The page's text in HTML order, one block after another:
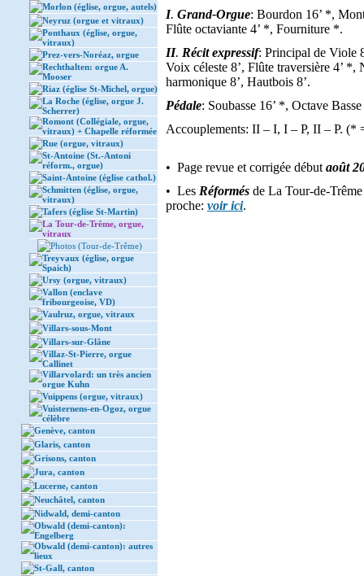
Morlon (église, orgue, autels)
Neyruz (orgue et vitraux)
Ponthaux (église, orgue,
vitraux)
Prez-vers-Noréaz, orgue
Rechthalten: orgue A.
Mooser
Riaz (église St-Michel, orgue)
La Roche (église, orgue J.
Scherrer)
Romont (Collégiale, orgue,
vitraux) + Chapelle réformée
Rue (orgue, vitraux)
St-Antoine (St.-Antoni
réform., orgue)
Saint-Antoine (église cathol.)
Schmitten (église, orgue,
vitraux)
Tafers (église St-Martin)
La Tour-de-Trême, orgue,
vitraux
Photos (Tour-de-Trême)
Treyvaux (église, orgue
Spaich)
Ursy (orgue, vitraux)
Vallon (enclave
fribourgeoise, VD)
Vaulruz, orgue, vitraux
Villars-sous-Mont
Villars-sur-Glâne
Villaz-St-Pierre, orgue
Callinet
Villarvolard: un très ancien
orgue Kuhn
Vuippens (orgue, vitraux)
Vuisternens-en-Ogoz, orgue
célèbre
Genève, canton
Glaris, canton
Grisons, canton
Jura, canton
Lucerne, canton
Neuchâtel, canton
Nidwald, demi-canton
Obwald (demi-canton):
Engelberg
Obwald (demi-canton): autres
lieux
St-Gall, canton
I. Grand-Orgue: Bourdon 16’ *,
Flûte octaviante 4’ *, Fourniture *.
II. Récit expressif: Principal de Viole
Voix céleste 8’, Flûte traversière 4’ *,
harmonique 8’, Hautbois 8’.
Pédale: Soubasse 16’ *, Octave
Accouplements: II – I, I – P, II – P. (*
• Page revue et corrigée début août
• Les Réformés de La Tour-de-
proche: voir ici.